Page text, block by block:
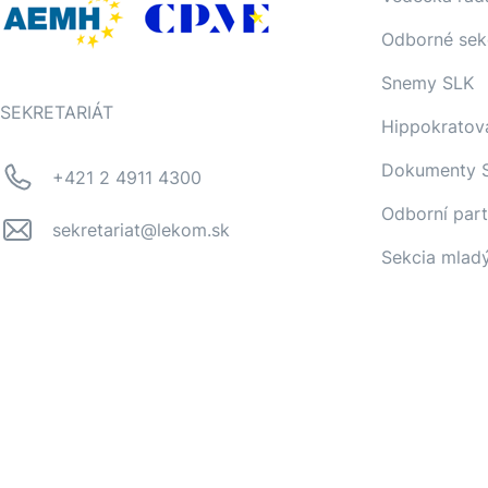
SEKRETARIÁT
+421 2 4911 4300
sekretariat@lekom.sk
Odborné
Snemy SLK
Dokumenty
Odborní
Sekcia